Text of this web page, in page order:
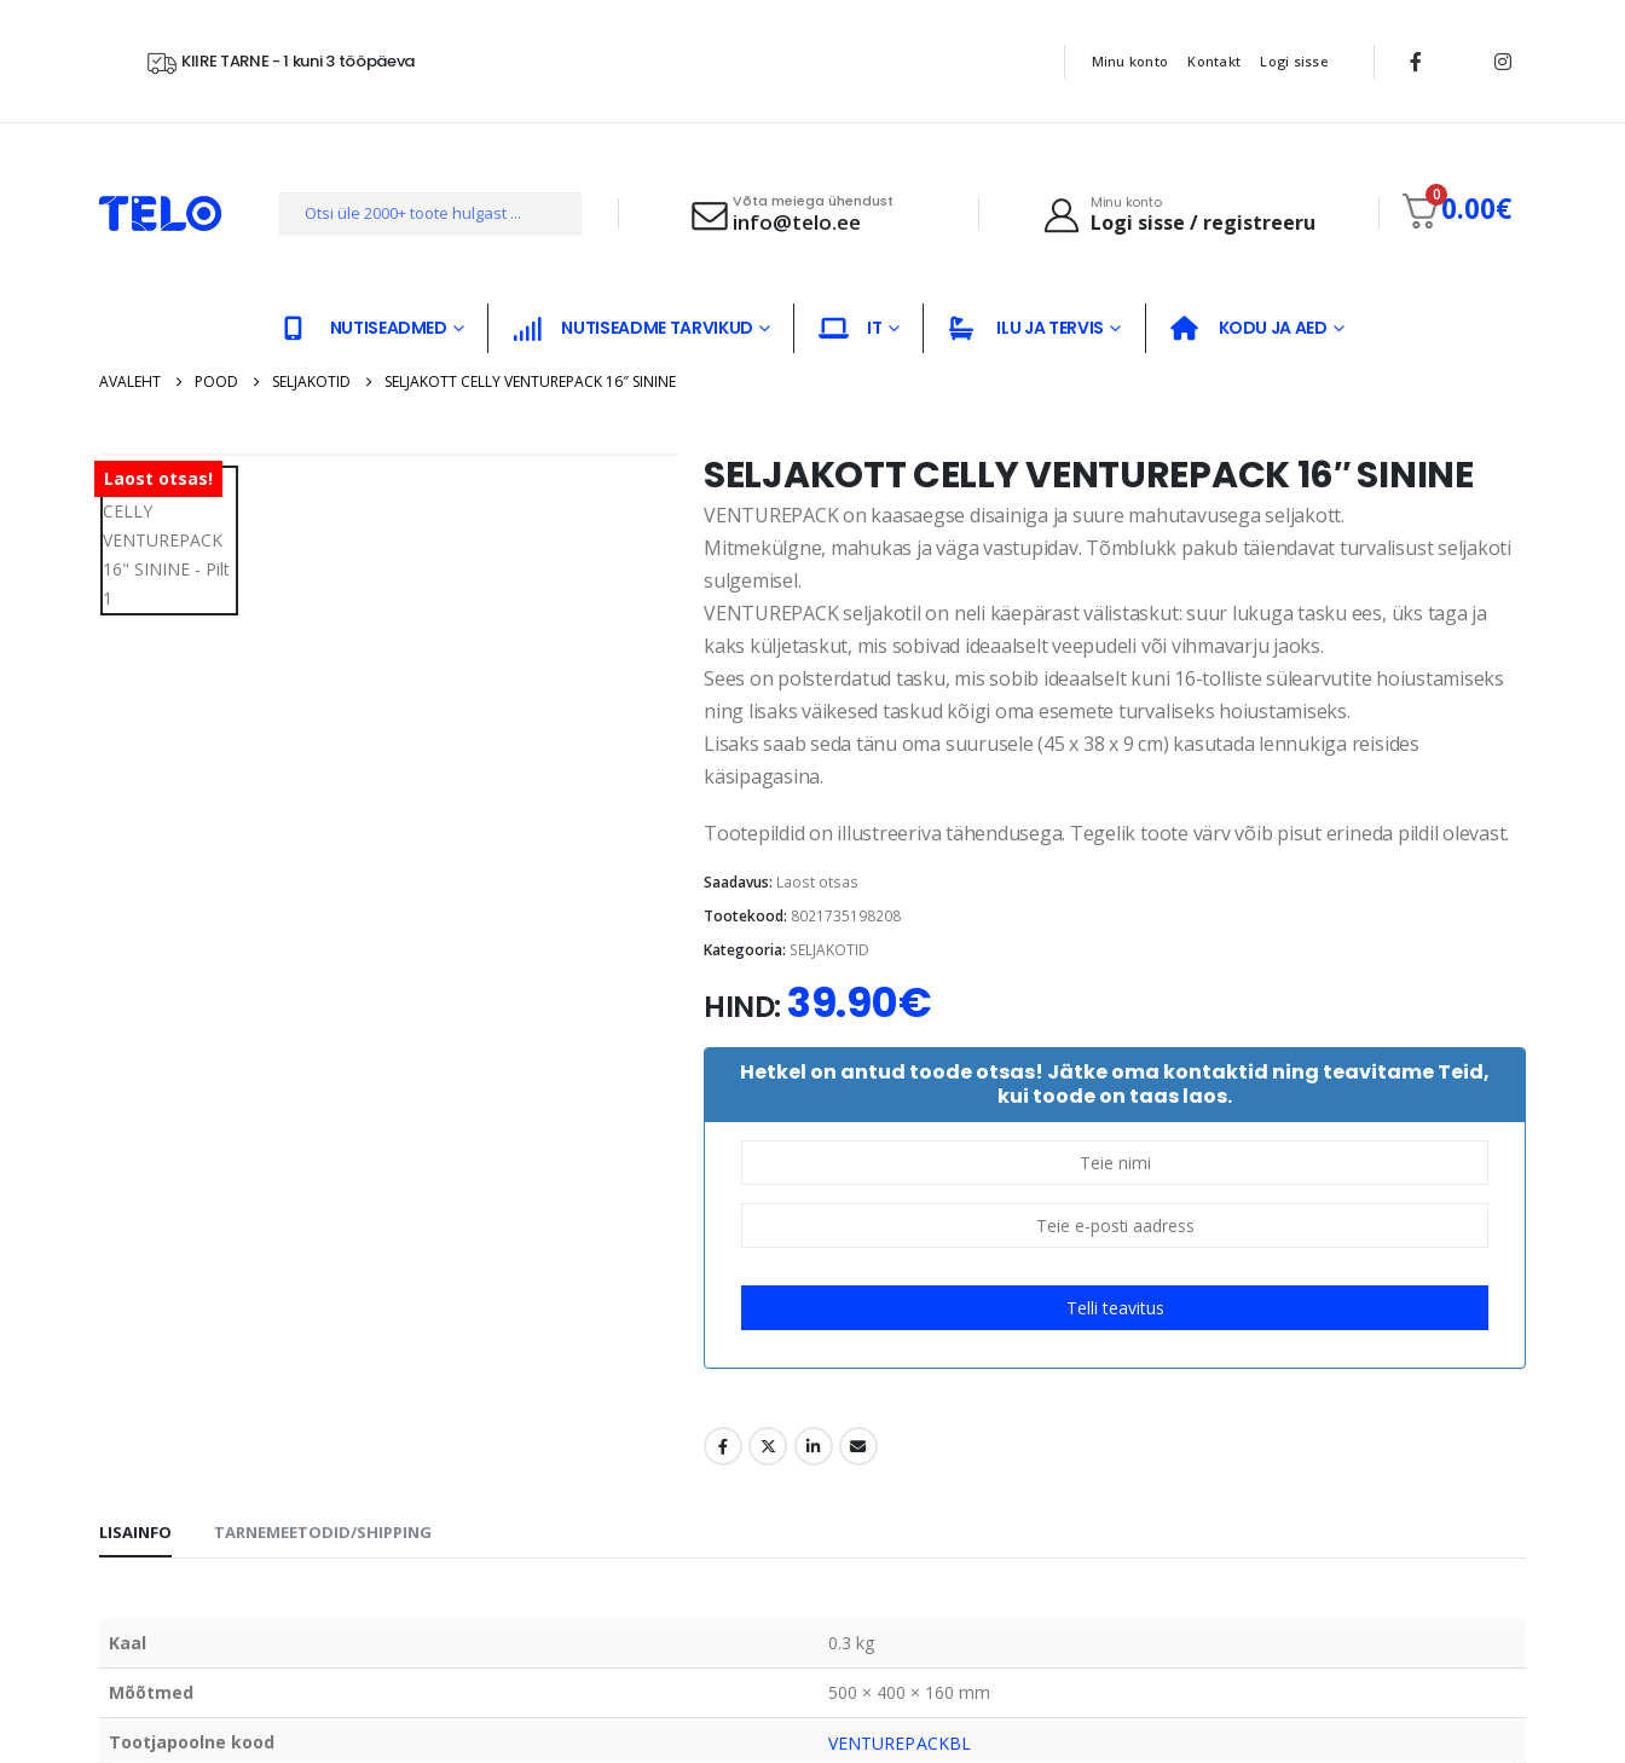
KIIRE TARNE - 1 kuni 3 tööpäeva Minu konto Kontakt Logi sisse
Võta meiega ühendust
info@telo.ee
Minu konto
Logi sisse / registreeru
00.00€
NUTISEADMED NUTISEADME TARVIKUD IT ILU JA TERVIS KODU JA AED
AVALEHT POOD SELJAKOTID SELJAKOTT CELLY VENTUREPACK 16″ SININE
Laost otsas! SELJAKOTT CELLY VENTUREPACK 16″ SININE
VENTUREPACK on kaasaegse disainiga ja suure mahutavusega seljakott.
Mitmekülgne, mahukas ja väga vastupidav. Tõmblukk pakub täiendavat turvalisust seljakoti
sulgemisel.
VENTUREPACK seljakotil on neli käepärast välistaskut: suur lukuga tasku ees, üks taga ja
kaks küljetaskut, mis sobivad ideaalselt veepudeli või vihmavarju jaoks.
Sees on polsterdatud tasku, mis sobib ideaalselt kuni 16-tolliste sülearvutite hoiustamiseks
ning lisaks väikesed taskud kõigi oma esemete turvaliseks hoiustamiseks.
Lisaks saab seda tänu oma suurusele (45 x 38 x 9 cm) kasutada lennukiga reisides
käsipagasina.
Tootepildid on illustreeriva tähendusega. Tegelik toote värv võib pisut erineda pildil olevast.
Saadavus: Laost otsas
Tootekood: 8021735198208
Kategooria: SELJAKOTID
HIND: 39.90€
Hetkel on antud toode otsas! Jätke oma kontaktid ning teavitame Teid,
kui toode on taas laos.
Telli teavitus
LISAINFO TARNEMEETODID/SHIPPING
Kaal 0.3 kg
Mõõtmed 500 × 400 × 160 mm
Tootjapoolne kood VENTUREPACKBL